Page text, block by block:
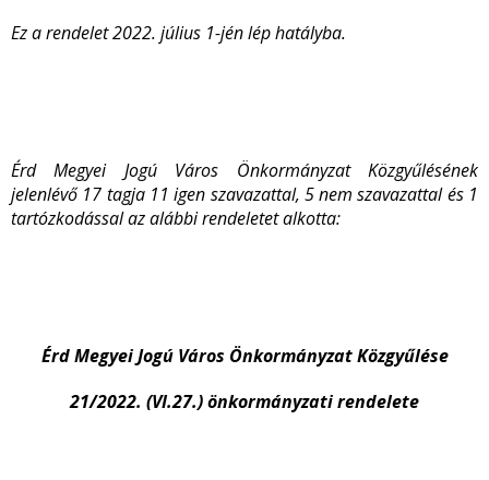
Ez a rendelet 2022. július 1-jén lép hatályba.
Érd Megyei Jogú Város Önkormányzat Közgyűlésének
jelenlévő 17 tagja 11 igen szavazattal, 5 nem szavazattal és 1
tartózkodással az alábbi rendeletet alkotta:
Érd Megyei Jogú Város Önkormányzat Közgyűlése
21/2022. (VI.27.) önkormányzati rendelete